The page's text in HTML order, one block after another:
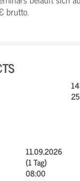
brutto.
25
11.09.2026
(1 Tag)
08:00